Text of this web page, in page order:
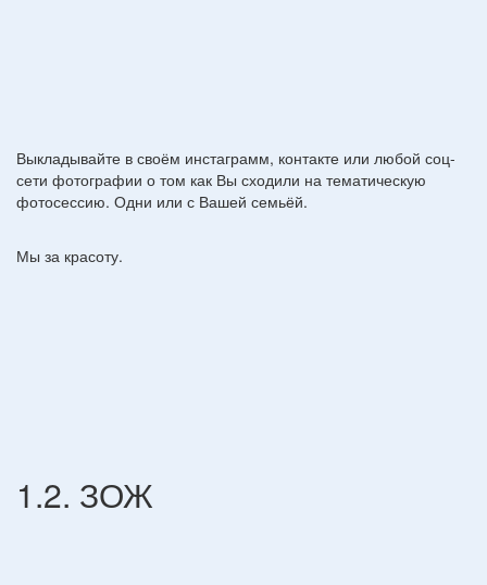
Выкладывайте в своём инстаграмм, контакте или любой соц-
сети фотографии о том как Вы сходили на тематическую
фотосессию. Одни или с Вашей семьёй.
Мы за красоту.
1.2. ЗОЖ